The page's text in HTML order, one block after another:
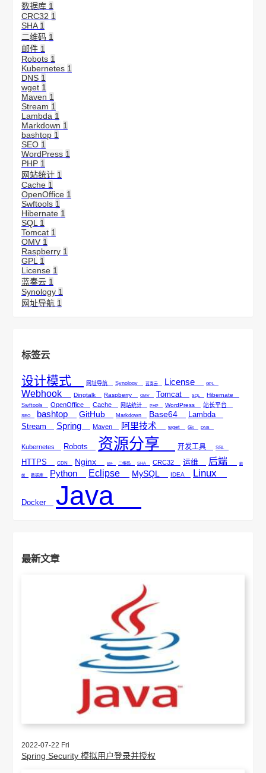
数据库 1
CRC32 1
SHA 1
二维码 1
邮件 1
Robots 1
Kubernetes 1
DNS 1
wget 1
Maven 1
Stream 1
Lambda 1
Markdown 1
bashtop 1
SEO 1
WordPress 1
PHP 1
网站统计 1
Cache 1
OpenOffice 1
Swftools 1
Hibernate 1
SQL 1
Tomcat 1
OMV 1
Raspberry 1
GPL 1
License 1
蓝奏云 1
Synology 1
网址导航 1
标签云
设计模式 网址导航 Synology 蓝奏云 License GPL
Webhook Dingtalk Raspberry OMV Tomcat SQL Hibernate
Swftools OpenOffice Cache 网站统计 PHP WordPress 站长平台
SEO bashtop GitHub Markdown Base64
Lambda
Stream
Spring Maven 阿里技术 wget Git DNS
Kubernetes Robots 资源分享 开发工具 SSL
HTTPS CDN Nginx 邮件 二维码 SHA CRC32 运维 后端 前
端 数据库 Python Eclipse MySQL IDEA Linux
Docker Java
最新文章
2022-07-22 Fri
Spring Security 模拟用户登录并授权